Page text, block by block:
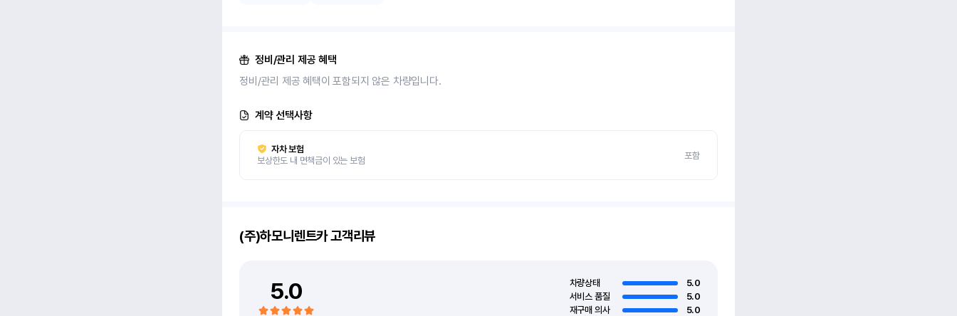
정비/관리 제공 혜택
정비/관리 제공 혜택이 포함되지 않은 차량입니다.
계약 선택사항
자차 보험
보상한도 내 면책금이 있는 보험
포함
(주)하모니렌트카고객리뷰
5.0 차량상태
5.0
서비스 품질
5.0
재구매 의사
5.0